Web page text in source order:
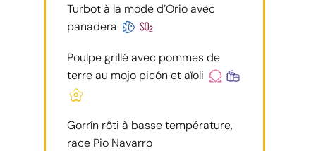
Turbot à la mode d’Orio avec
panadera
Poulpe grillé avec pommes de
terre au mojo picón et aïoli
Gorrín rôti à basse température,
race Pio Navarro